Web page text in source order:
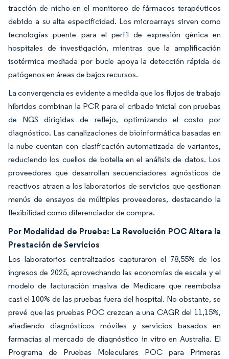
tracción de nicho en el monitoreo de fármacos terapéuticos
debido a su alta especificidad. Los microarrays sirven como
tecnologías puente para el perfil de expresión génica en
hospitales de investigación, mientras que la amplificación
isotérmica mediada por bucle apoya la detección rápida de
patógenos en áreas de bajos recursos.
La convergencia es evidente a medida que los flujos de trabajo
híbridos combinan la PCR para el cribado inicial con pruebas
de NGS dirigidas de reflejo, optimizando el costo por
diagnóstico. Las canalizaciones de bioinformática basadas en
la nube cuentan con clasificación automatizada de variantes,
reduciendo los cuellos de botella en el análisis de datos. Los
proveedores que desarrollan secuenciadores agnósticos de
reactivos atraen a los laboratorios de servicios que gestionan
menús de ensayos de múltiples proveedores, destacando la
flexibilidad como diferenciador de compra.
Por Modalidad de Prueba: La Revolución POC Altera la
Prestación de Servicios
Los laboratorios centralizados capturaron el 78,55% de los
ingresos de 2025, aprovechando las economías de escala y el
modelo de facturación masiva de Medicare que reembolsa
casi el 100% de las pruebas fuera del hospital. No obstante, se
prevé que las pruebas POC crezcan a una CAGR del 11,15%,
añadiendo diagnósticos móviles y servicios basados en
farmacias al mercado de diagnóstico in vitro en Australia. El
Programa de Pruebas Moleculares POC para Primeras